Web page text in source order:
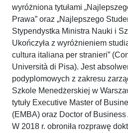
wyróżniona tytułami
Prawa” oraz „Najlepszego
Stypendystka Ministra Nauki i
Ukończyła z wyróżnieniem
cultura italiana per stranieri”
Università di Pisa). Jest
podyplomowych z zakresu
Szkole Menedżerskiej w
tytuły Executive Master of
(EMBA) oraz Doctor of
W 2018 r. obroniła rozprawę